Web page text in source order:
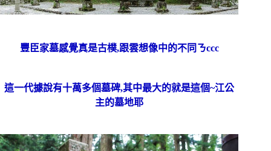
豐臣家墓感覺真是古樸,跟雲想像中的不同ㄋccc
這一代據說有十萬多個墓碑,其中最大的就是這個~江公
主的墓地耶